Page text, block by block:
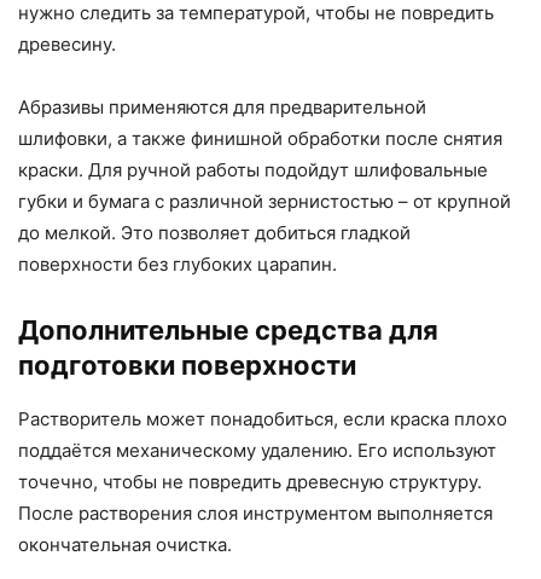
нужно следить за температурой, чтобы не повредить
древесину.
Абразивы применяются для предварительной
шлифовки, а также финишной обработки после снятия
краски. Для ручной работы подойдут шлифовальные
губки и бумага с различной зернистостью – от крупной
до мелкой. Это позволяет добиться гладкой
поверхности без глубоких царапин.
Дополнительные средства для
подготовки поверхности
Растворитель может понадобиться, если краска плохо
поддаётся механическому удалению. Его используют
точечно, чтобы не повредить древесную структуру.
После растворения слоя инструментом выполняется
окончательная очистка.